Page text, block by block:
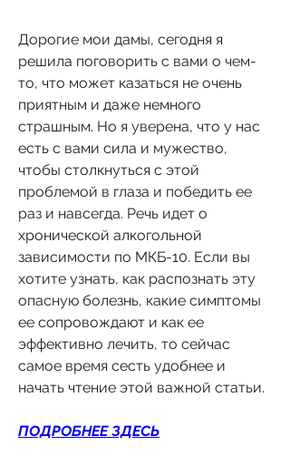
Дорогие мои дамы, сегодня я
решила поговорить с вами о чем-
то, что может казаться не очень
приятным и даже немного
страшным. Но я уверена, что у нас
есть с вами сила и мужество,
чтобы столкнуться с этой
проблемой в глаза и победить ее
раз и навсегда. Речь идет о
хронической алкогольной
зависимости по МКБ-10. Если вы
хотите узнать, как распознать эту
опасную болезнь, какие симптомы
ее сопровождают и как ее
эффективно лечить, то сейчас
самое время сесть удобнее и
начать чтение этой важной статьи.
ПОДРОБНЕЕ ЗДЕСЬ